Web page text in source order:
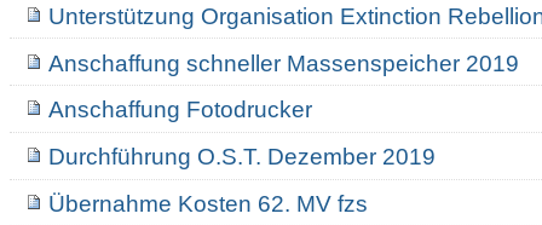
Unterstützung Organisation Extinction
Anschaffung schneller Massenspeicher 2019
Anschaffung Fotodrucker
Durchführung O.S.T. Dezember 2019
Übernahme Kosten 62. MV fzs